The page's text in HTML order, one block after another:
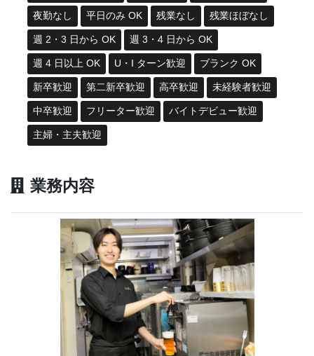
夜勤なし 平日のみ OK 残業なし 残業ほぼなし
週 2・3 日から OK 週 3・4 日から OK
週 4 日以上 OK U・I ターン歓迎 ブランク OK
新卒歓迎 第二新卒歓迎 高卒歓迎 未経験者歓迎
中卒歓迎 フリーター歓迎 バイトデビュー歓迎
主婦・主夫歓迎
業務内容